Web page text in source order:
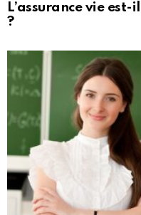
L’assurance vie
?